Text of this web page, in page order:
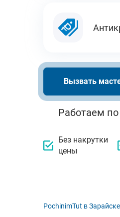
Вызвать
Работаем
Без накрутки
цены
PochinimTut в Зарайске